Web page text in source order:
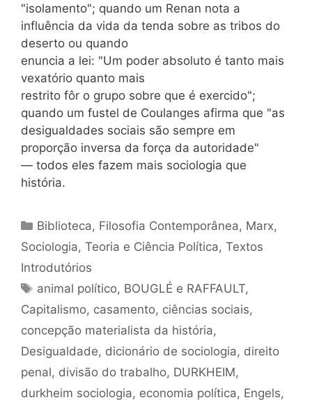
"isolamento"; quando um Renan nota a
influência da vida da tenda sobre as tribos do
deserto ou quando
enuncia a lei: "Um poder absoluto é tanto mais
vexatório quanto mais
restrito fôr o grupo sobre que é exercido";
quando um fustel de Coulanges afirma que "as
desigualdades sociais são sempre em
proporção inversa da força da autoridade"
— todos eles fazem mais sociologia que
história.
Categorias
Biblioteca, Filosofia Contemporânea, Marx,
Sociologia, Teoria e Ciência Política, Textos
Introdutórios
Tags
animal político, BOUGLÉ e RAFFAULT,
Capitalismo, casamento, ciências sociais,
concepção materialista da história,
Desigualdade, dicionário de sociologia, direito
penal, divisão do trabalho, DURKHEIM,
durkheim sociologia, economia política, Engels,